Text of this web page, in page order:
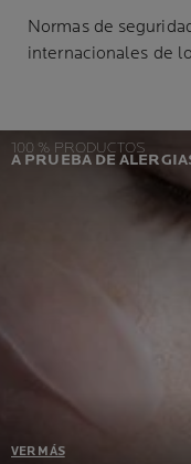
Normas de
internacionales de
100 % PRODUCTOS
A PRUEBA DE
VER MÁS